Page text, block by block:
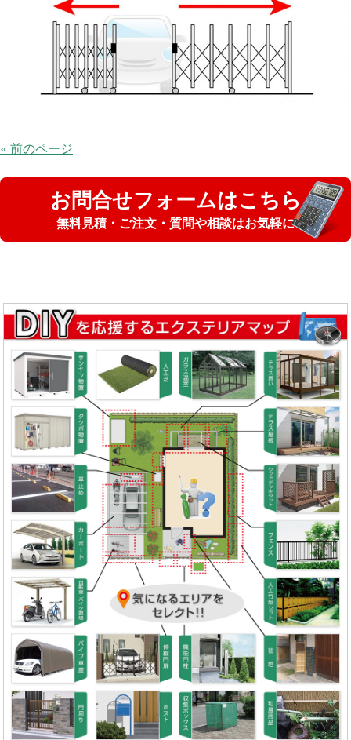
« 前のページ
お問合せフォームはこちら
無料見積・ご注文・質問や相談はお気軽に